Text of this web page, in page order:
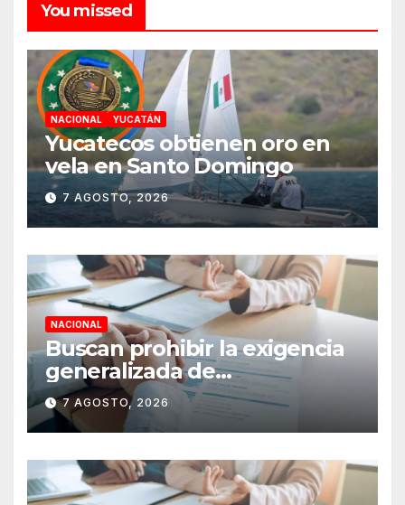
You missed
NACIONAL YUCATÁN
Yucatecos obtienen oro en
vela en Santo Domingo
7 AGOSTO, 2026
NACIONAL
Buscan prohibir la exigencia
generalizada de
antecedentes penales para
obtener empleo en México
7 AGOSTO, 2026